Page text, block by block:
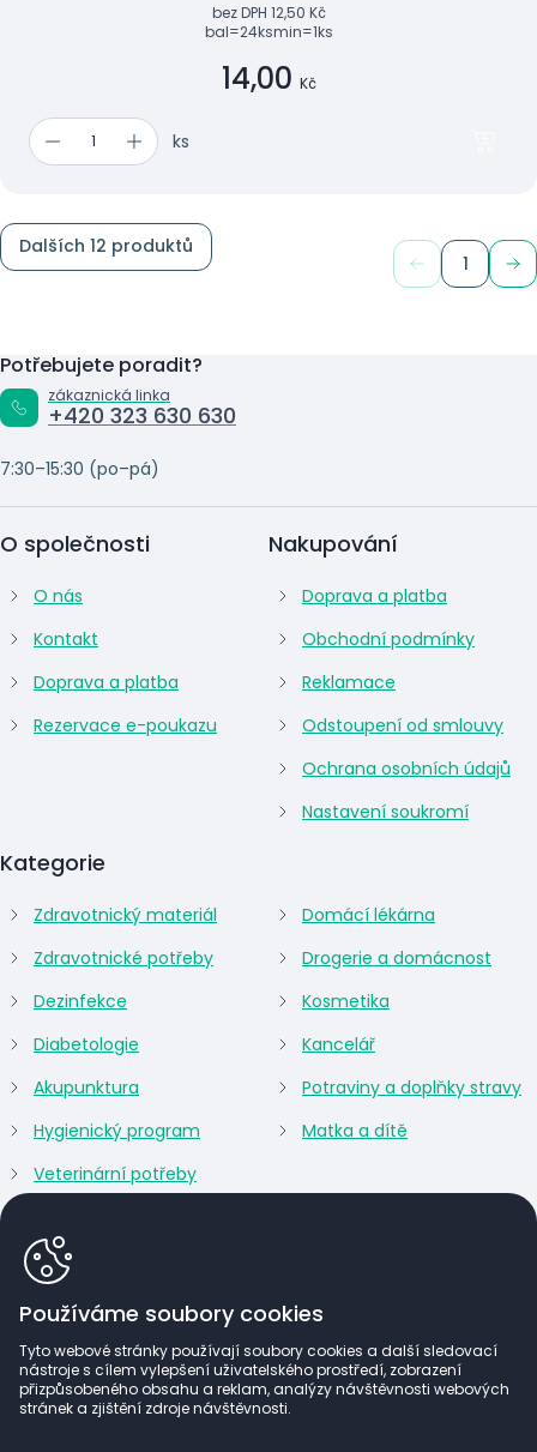
Používáme soubory cookies
Tyto webové stránky používají soubory cookies a další sledovací
nástroje s cílem vylepšení uživatelského prostředí, zobrazení
přizpůsobeného obsahu a reklam, analýzy návštěvnosti webových
stránek a zjištění zdroje návštěvnosti.
bez DPH 12,50 Kč
bal=24ksmin=1ks
14,00 Kč
ks
Dalších 12 produktů
1
Potřebujete poradit?
zákaznická linka
+420 323 630 630
7:30–15:30 (po–pá)
O společnosti
O nás
Kontakt
Doprava a platba
Rezervace e-poukazu
Kategorie
Zdravotnický materiál
Zdravotnické potřeby
Dezinfekce
Diabetologie
Akupunktura
Hygienický program
Veterinární potřeby
Domácí lékárna
Drogerie a domácnost
Kosmetika
Kancelář
Potraviny a doplňky stravy
Matka a dítě
Nakupování
Doprava a platba
Obchodní podmínky
Reklamace
Odstoupení od smlouvy
Ochrana osobních údajů
Nastavení soukromí